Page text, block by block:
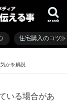
search
住宅購入のコツ
かを解説
いる場合があ